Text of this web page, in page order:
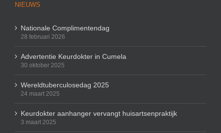
NIEUWS
Nationale Complimentendag
28 februari 2026
Advertentie Keurdokter in Cumela
30 oktober 2025
Wereldtuberculosedag 2025
24 maart 2025
Keurdokter aanhanger vervangt huisartsenpraktijk
3 maart 2025